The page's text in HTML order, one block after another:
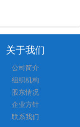
关于我们
公司简介
组织机构
股东情况
企业方针
联系我们